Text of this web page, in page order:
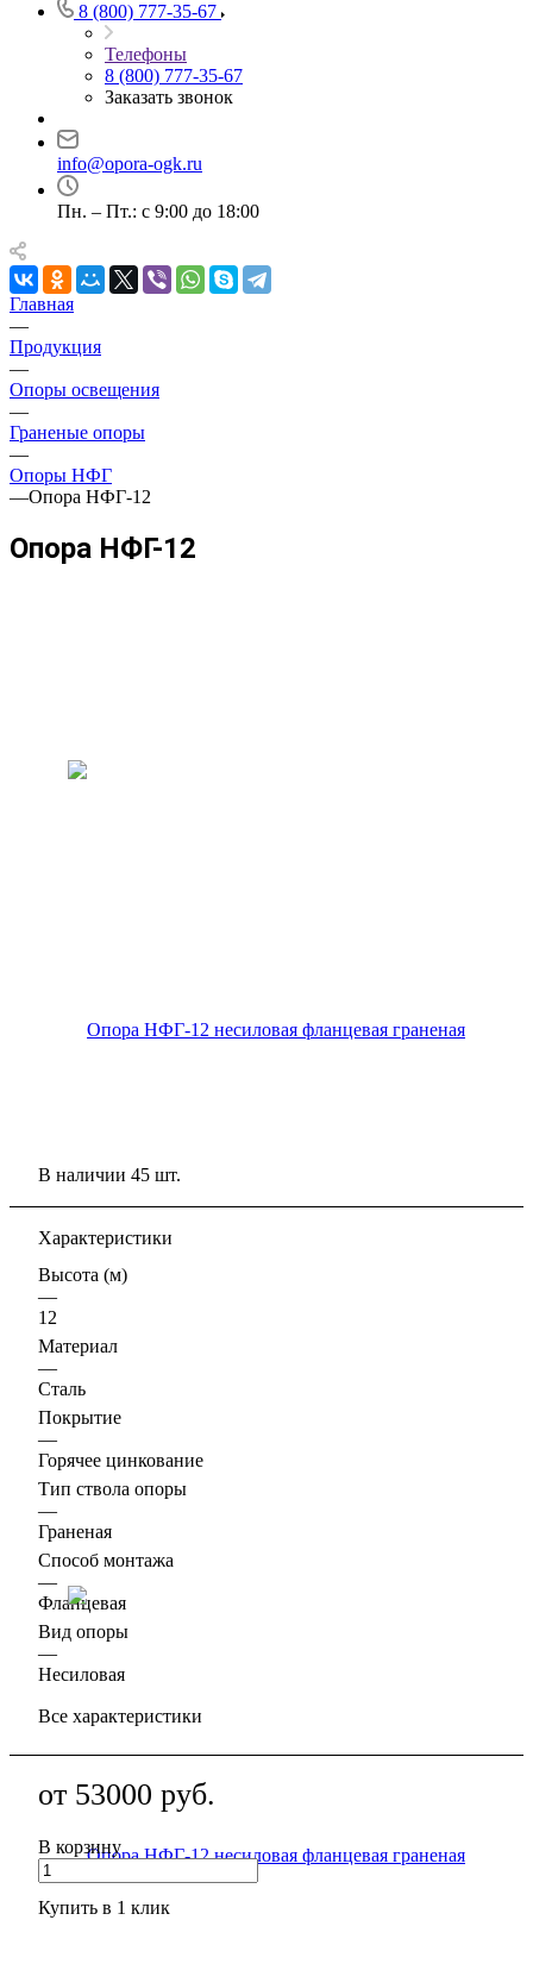
8 (800) 777-35-67
Телефоны
8 (800) 777-35-67
Заказать звонок
info@opora-ogk.ru
Пн. – Пт.: с 9:00 до 18:00
Главная
—
Продукция
—
Опоры освещения
—
Граненые опоры
—
Опоры НФГ
—Опора НФГ-12
Опора НФГ-12
В наличии 45 шт.
Характеристики
Высота (м)
—
12
Материал
—
Сталь
Покрытие
—
Горячее цинкование
Тип ствола опоры
—
Граненая
Способ монтажа
—
Фланцевая
Вид опоры
—
Несиловая
Все характеристики
от 53000 руб.
В корзину
Купить в 1 клик